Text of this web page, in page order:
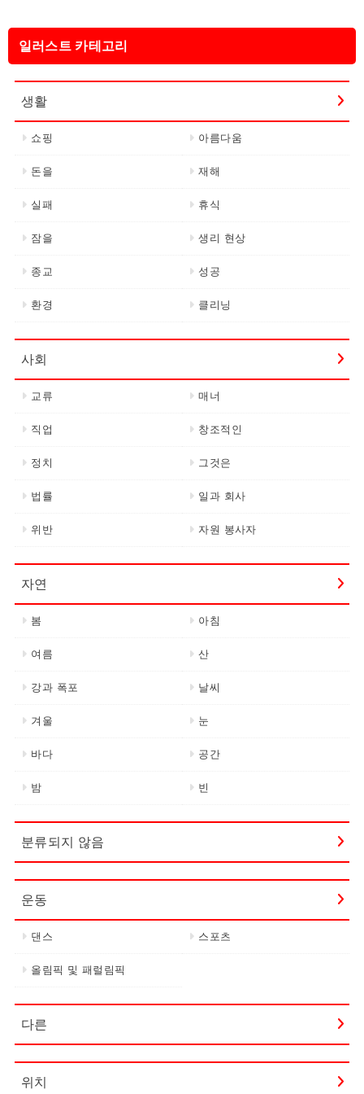
일러스트 카테고리
생활
쇼핑 아름다움
돈을 재해
실패 휴식
잠을 생리 현상
종교 성공
환경 클리닝
사회
교류 매너
직업 창조적인
정치 그것은
법률 일과 회사
위반 자원 봉사자
자연
봄 아침
여름 산
강과 폭포 날씨
겨울 눈
바다 공간
밤 빈
분류되지 않음
운동
댄스 스포츠
올림픽 및 패럴림픽
다른
위치